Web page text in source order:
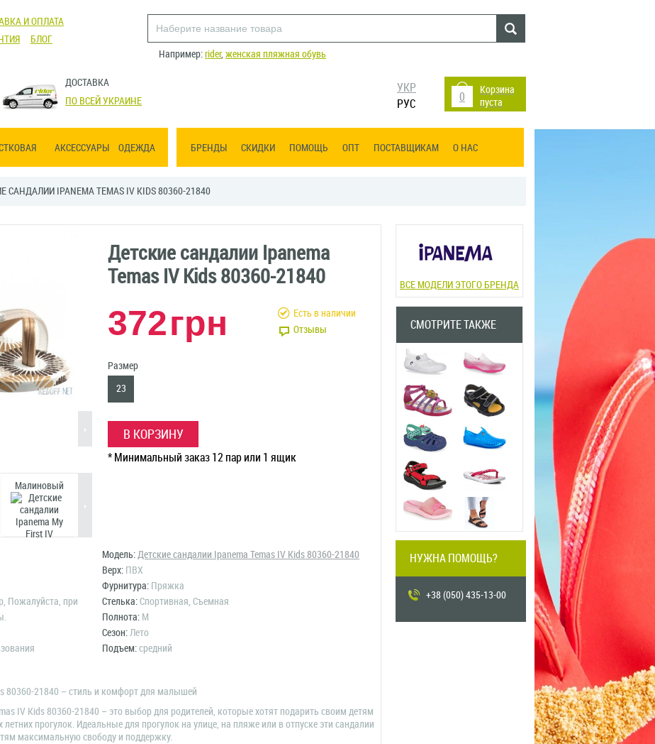
И ОПЛАТА
БЛОГ
Например:rider, женская пляжная обувь
ДОСТАВКА
ПО ВСЕЙ УКРАИНЕ
0
Корзина
пуста
УКР
РУС
АКСЕССУАРЫ ОДЕЖДА БРЕНДЫ СКИДКИ ПОМОЩЬ ОПТ ПОСТАВЩИКАМ О НАС
САНДАЛИИ IPANEMA TEMAS IV KIDS 80360-21840
PREVIOUS
PREVIOUS
Малиновый
Детские сандалии Ipanema
Temas IV Kids 80360-21840
372грн
Есть в наличии
Отзывы
Размер
23
В КОРЗИНУ
* Минимальный заказ 12 пар или 1 ящик
Модель:Детские сандалии Ipanema Temas IV Kids 80360-21840
Верх: ПВХ
Фурнитура: Пряжка
Пожалуйста, при
Стелька:Спортивная, Съемная
Полнота: M
Сезон:Лето
Подъем:средний
80360-21840 – стиль и комфорт для малышей
IV Kids 80360-21840 – это выбор для родителей, которые хотят подарить своим детям
прогулок. Идеальные для прогулок на улице, на пляже или в отпуске эти сандалии
максимальную свободу и поддержку.
ВСЕ МОДЕЛИ ЭТОГО БРЕНДА
СМОТРИТЕ ТАКЖЕ
НУЖНА ПОМОЩЬ?
+38 (050) 435-13-00